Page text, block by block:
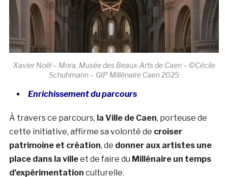
Xavier Noël – Mora. Musée des Beaux-Arts de Caen – ©Cécile
Schuhmann – GIP Millénaire Caen 2025
Enrichissement du parcours
À travers ce parcours, la Ville de Caen, porteuse de
cette initiative, affirme sa volonté de croiser
patrimoine et création, de donner aux artistes une
place dans la villeet de faire du Millénaire un temps
d’expérimentation culturelle.